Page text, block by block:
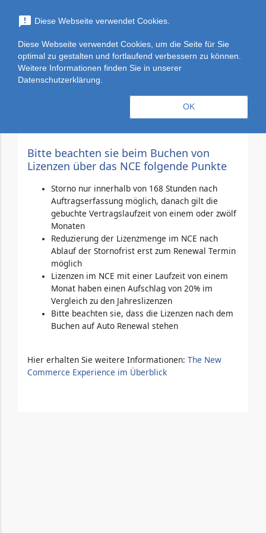
menu
Suchen
M365 - Exchange Online-Archivierung
für Exchange Online (New Commerce)
expand_more
expand_less
Bitte beachten sie beim Buchen von
Lizenzen über das NCE folgende Punkte
Storno nur innerhalb von 168 Stunden nach
Auftragserfassung möglich, danach gilt die
gebuchte Vertragslaufzeit von einem oder zwölf
Monaten
Reduzierung der Lizenzmenge im NCE nach
Ablauf der Stornofrist erst zum Renewal Termin
möglich
Lizenzen im NCE mit einer Laufzeit von einem
Monat haben einen Aufschlag von 20% im
Vergleich zu den Jahreslizenzen
Bitte beachten sie, dass die Lizenzen nach dem
Buchen auf Auto Renewal stehen
Hier erhalten Sie weitere Informationen: The New
Commerce Experience im Überblick
announcement Diese Webseite verwendet Cookies.
Diese Webseite verwendet Cookies, um die Seite für Sie
optimal zu gestalten und fortlaufend verbessern zu können.
Weitere Informationen finden Sie in unserer
Datenschutzerklärung.
OK